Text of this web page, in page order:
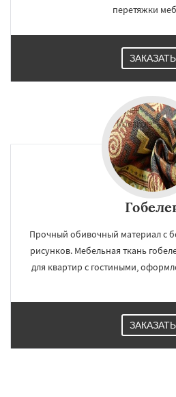
перетяжки
ЗАКАЗАТЬ
Прочный обивочный материал с
рисунков. Мебельная ткань
для квартир с гостиными,
ЗАКАЗАТЬ